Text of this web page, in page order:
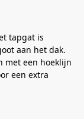
tapgat is
aan het dak.
met een hoeklijn
een extra